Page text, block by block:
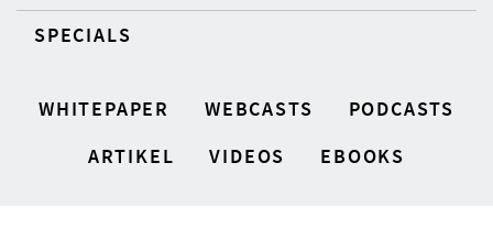
SPECIALS
WHITEPAPER WEBCASTS
PODCASTS
ARTIKEL
VIDEOS EBOOKS